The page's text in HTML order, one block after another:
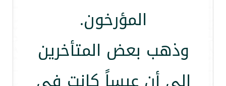
المؤرخون.
وذهب بعض المتأخرين